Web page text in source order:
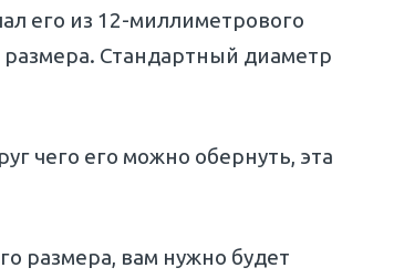
его из 12-миллиметрового
размера. Стандартный диаметр
чего его можно обернуть, эта
размера, вам нужно будет